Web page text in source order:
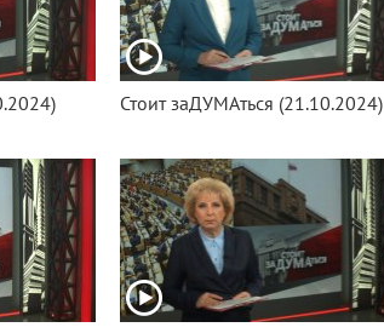
Стоит заДУМАться (21.10.2024)